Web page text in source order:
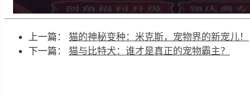
上一篇： 猫的神秘变种：米克斯，宠物界的新宠儿！
下一篇： 猫与比特犬：谁才是真正的宠物霸主？